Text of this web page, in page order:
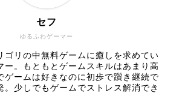
ゆるふわゲーマー
セフ
ゴリの中無料ゲームに癒しを求めてい
ー。もともとゲームスキルはあまり高
ゲームは好きなのに初歩で躓き継続で
。少しでもゲームでストレス解消でき